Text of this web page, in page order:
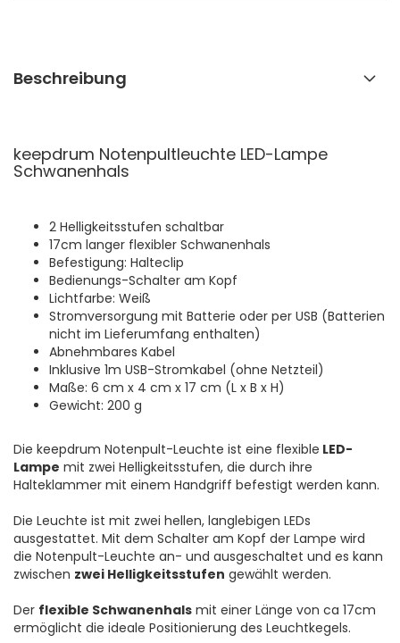
Beschreibung
keepdrum Notenpultleuchte LED-Lampe
Schwanenhals
2 Helligkeitsstufen schaltbar
17cm langer flexibler Schwanenhals
Befestigung: Halteclip
Bedienungs-Schalter am Kopf
Lichtfarbe: Weiß
Stromversorgung mit Batterie oder per USB (Batterien
nicht im Lieferumfang enthalten)
Abnehmbares Kabel
Inklusive 1m USB-Stromkabel (ohne Netzteil)
Maße: 6 cm x 4 cm x 17 cm (L x B x H)
Gewicht: 200 g
Die keepdrum Notenpult-Leuchte ist eine flexible LED-
Lampe mit zwei Helligkeitsstufen, die durch ihre
Halteklammer mit einem Handgriff befestigt werden kann.
Die Leuchte ist mit zwei hellen, langlebigen LEDs
ausgestattet. Mit dem Schalter am Kopf der Lampe wird
die Notenpult-Leuchte an- und ausgeschaltet und es kann
zwischen zwei Helligkeitsstufen gewählt werden.
Der flexible Schwanenhals mit einer Länge von ca 17cm
ermöglicht die ideale Positionierung des Leuchtkegels.